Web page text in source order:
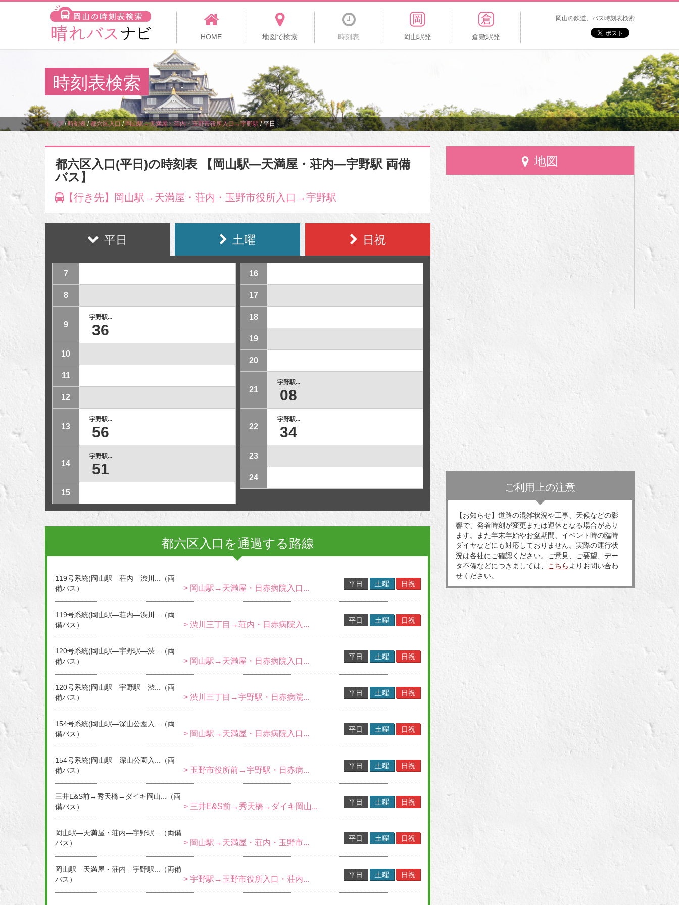
HOME 地図で検索 時刻表 岡山駅発 倉敷駅発
岡山の鉄道、バス時刻表検索
時刻表検索
トップ/時刻表/都六区入口/岡山駅→天満屋・荘内・玉野市役所入口→宇野駅 /平日
都六区入口(平日)の時刻表 【岡山駅―天満屋・荘内―宇野駅 両備
バス】
【行き先】岡山駅→天満屋・荘内・玉野市役所入口→宇野駅
平日 土曜 日祝
7
8
9
宇野駅...
36
10
11
12
13
宇野駅...
56
14
宇野駅...
51
15
16
17
18
19
20
21
宇野駅...
08
22
宇野駅...
34
23
24
都六区入口を通過する路線
119号系統(岡山駅―荘内―渋川...（両
備バス）
> 岡山駅→天満屋・日赤病院入口... 平日 土曜 日祝
119号系統(岡山駅―荘内―渋川...（両
備バス）
> 渋川三丁目→荘内・日赤病院入... 平日 土曜 日祝
120号系統(岡山駅―宇野駅―渋...（両
備バス）
> 岡山駅→天満屋・日赤病院入口... 平日 土曜 日祝
120号系統(岡山駅―宇野駅―渋...（両
備バス）
> 渋川三丁目→宇野駅・日赤病院... 平日 土曜 日祝
154号系統(岡山駅―深山公園入...（両
備バス）
> 岡山駅→天満屋・日赤病院入口... 平日 土曜 日祝
154号系統(岡山駅―深山公園入...（両
備バス）
> 玉野市役所前→宇野駅・日赤病... 平日 土曜 日祝
三井E&S前→秀天橋→ダイキ岡山...（両
備バス）
> 三井E&S前→秀天橋→ダイキ岡山... 平日 土曜 日祝
岡山駅―天満屋・荘内―宇野駅...（両備
バス）
> 岡山駅→天満屋・荘内・玉野市... 平日 土曜 日祝
岡山駅―天満屋・荘内―宇野駅...（両備
バス）
> 宇野駅→玉野市役所入口・荘内... 平日 土曜 日祝
地図
ご利用上の注意
【お知らせ】道路の混雑状況や工事、天候などの影
響で、発着時刻が変更または運休となる場合があり
ます。また年末年始やお盆期間、イベント時の臨時
ダイヤなどにも対応しておりません。実際の運行状
況は各社にご確認ください。ご意見、ご要望、デー
タ不備などにつきましては、
こちら よりお問い合わ
せください。